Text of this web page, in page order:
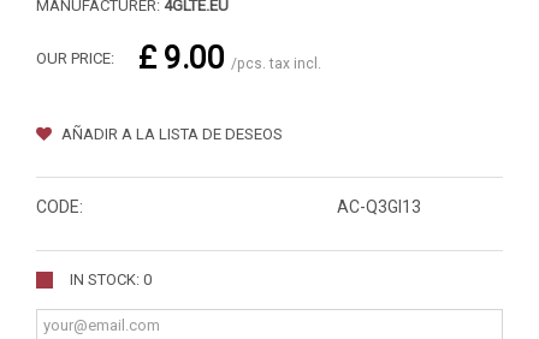
MANUFACTURER: 4GLTE.EU
OUR PRICE: £ 9.00 /pcs. tax incl.
AÑADIR A LA LISTA DE DESEOS
CODE: AC-Q3GI13
IN STOCK: 0